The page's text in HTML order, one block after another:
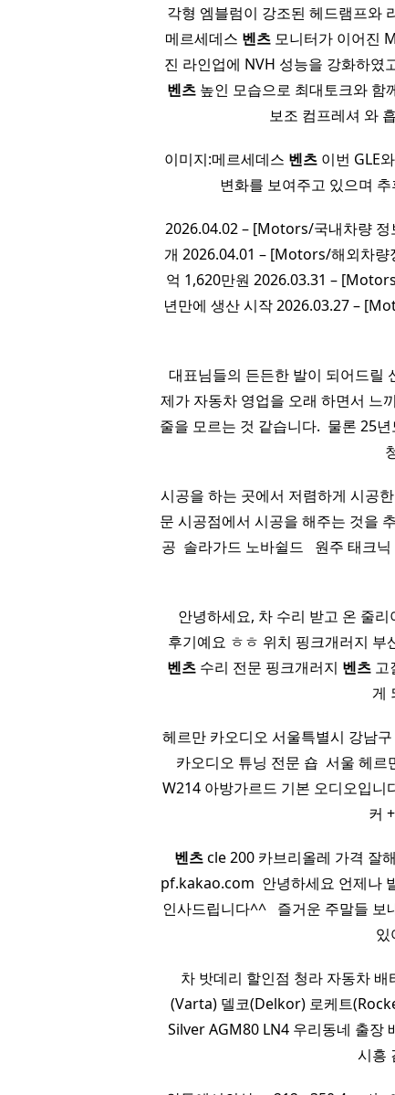
각형 엠블럼이 강조된 헤드램프와
메르세데스 벤츠 모니터가 이어진
진 라인업에 NVH 성능을 강화하였
벤츠높인 모습으로 최대토크와 함
보조 컴프레셔 와
이미지:메르세데스 벤츠이번 GLE
변화를 보여주고 있으며
2026.04.02 – [Motors/국내차량 정
개 2026.04.01 – [Motors/해외차량
억 1,620만원 2026.03.31 –
년만에 생산 시작 2026.03.27 –
대표님들의 든든한 발이 되어드릴
제가 자동차 영업을 오래 하면서 느
줄을 모르는 것 같습니다. ​ 물론 25
시공을 하는 곳에서 저렴하게 시공
문 시공점에서 시공을 해주는 것을
공 ​ 솔라가드 노바쉴드 ​ ​ 원주 태크
안녕하세요, 차 수리 받고 온 줄
후기예요 ㅎㅎ 위치 핑크개러지
벤츠수리 전문 핑크개러지 벤츠고
게
헤르만 카오디오 서울특별시 강남
카오디오 튜닝 전문 숍 ​ 서울 헤
W214 아방가르드 기본 오디오입니
커
벤츠cle 200 카브리올레 가격 잘
pf.kakao.com ​ 안녕하세요 언제나
인사드립니다^^ ​ ​ 즐거운 주말들 보
있
차 밧데리 할인점 청라 자동차
(Varta) 델코(Delkor) 로케트
Silver AGM80 LN4 우리동네 출장
시흥